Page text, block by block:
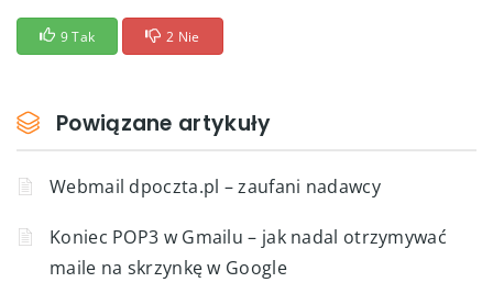
9 Tak 2 Nie
Powiązane artykuły
Webmail dpoczta.pl – zaufani nadawcy
Koniec POP3 w Gmailu – jak nadal otrzymywać
maile na skrzynkę w Google